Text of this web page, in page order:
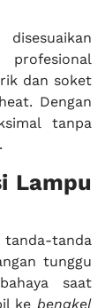
dan soket
Dengan
tanpa
Lampu
tanda-tanda
tunggu
saat
ke bengkel